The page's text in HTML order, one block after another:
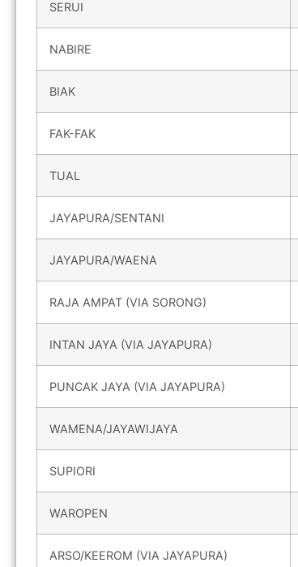
SERUI
NABIRE
BIAK
FAK-FAK
TUAL
JAYAPURA/SENTANI
JAYAPURA/WAENA
RAJA AMPAT (VIA SORONG)
INTAN JAYA (VIA JAYAPURA)
PUNCAK JAYA (VIA JAYAPURA)
WAMENA/JAYAWIJAYA
SUPIORI
WAROPEN
ARSO/KEEROM (VIA JAYAPURA)